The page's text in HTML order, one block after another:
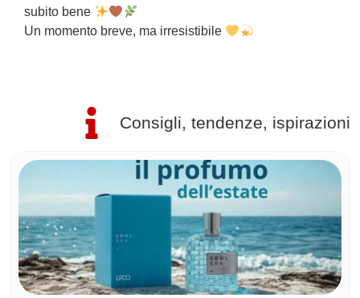
subito bene
Un momento breve, ma irresistibile
Consigli, tendenze, ispirazioni